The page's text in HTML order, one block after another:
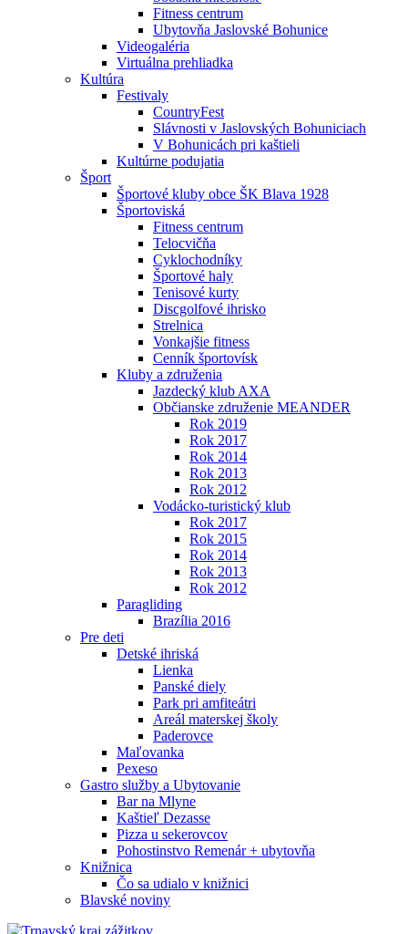
Fitness centrum
Ubytovňa Jaslovské Bohunice
Videogaléria
Virtuálna prehliadka
Kultúra
Festivaly
CountryFest
Slávnosti v Jaslovských Bohuniciach
V Bohunicách pri kaštieli
Kultúrne podujatia
Šport
Športové kluby obce ŠK Blava 1928
Športoviská
Fitness centrum
Telocvičňa
Cyklochodníky
Športové haly
Tenisové kurty
Discgolfové ihrisko
Strelnica
Vonkajšie fitness
Cenník športovísk
Kluby a združenia
Jazdecký klub AXA
Občianske združenie MEANDER
Rok 2019
Rok 2017
Rok 2014
Rok 2013
Rok 2012
Vodácko-turistický klub
Rok 2017
Rok 2015
Rok 2014
Rok 2013
Rok 2012
Paragliding
Brazília 2016
Pre deti
Detské ihriská
Lienka
Panské diely
Park pri amfiteátri
Areál materskej školy
Paderovce
Maľovanka
Pexeso
Gastro služby a Ubytovanie
Bar na Mlyne
Kaštieľ Dezasse
Pizza u sekerovcov
Pohostinstvo Remenár + ubytovňa
Knižnica
Čo sa udialo v knižnici
Blavské noviny